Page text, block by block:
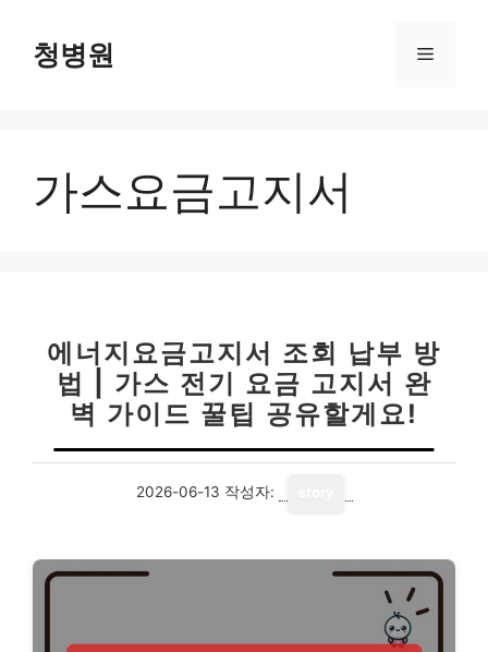
청병원 메
가스요금고지서
에너지요금고지서 조회 납부 방
법 | 가스 전기 요금 고지서 완
벽 가이드 꿀팁 공유할게요!
2026-06-13 작성자: